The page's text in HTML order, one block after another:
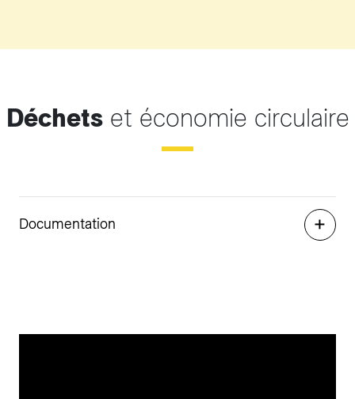
Déchetset économie circulaire
Documentation